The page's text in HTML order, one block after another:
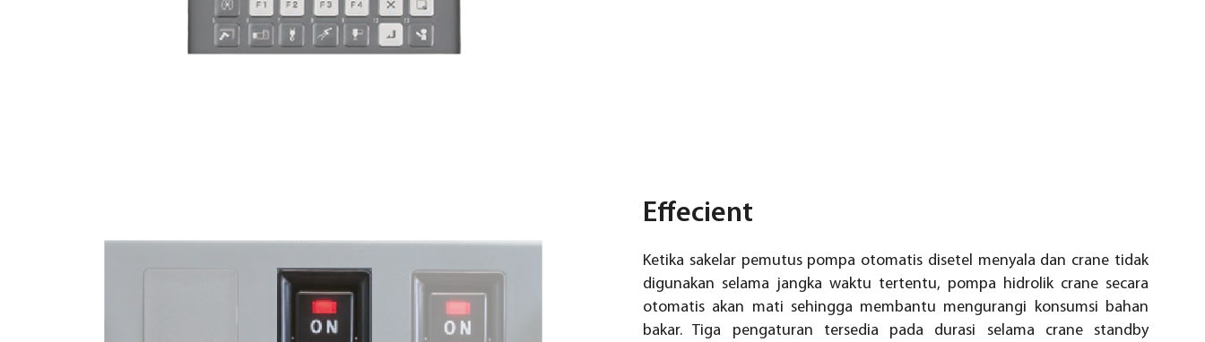
Effecient
Ketika sakelar pemutus pompa otomatis disetel menyala dan crane tidak
digunakan selama jangka waktu tertentu, pompa hidrolik crane secara
otomatis akan mati sehingga membantu mengurangi konsumsi bahan
bakar. Tiga pengaturan tersedia pada durasi selama crane standby